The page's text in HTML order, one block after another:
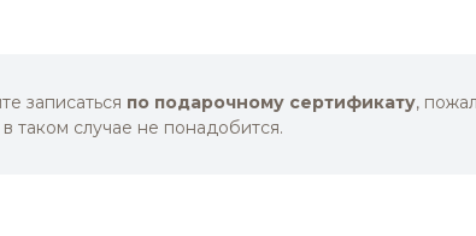
записаться по подарочному сертификату,
таком случае не понадобится.